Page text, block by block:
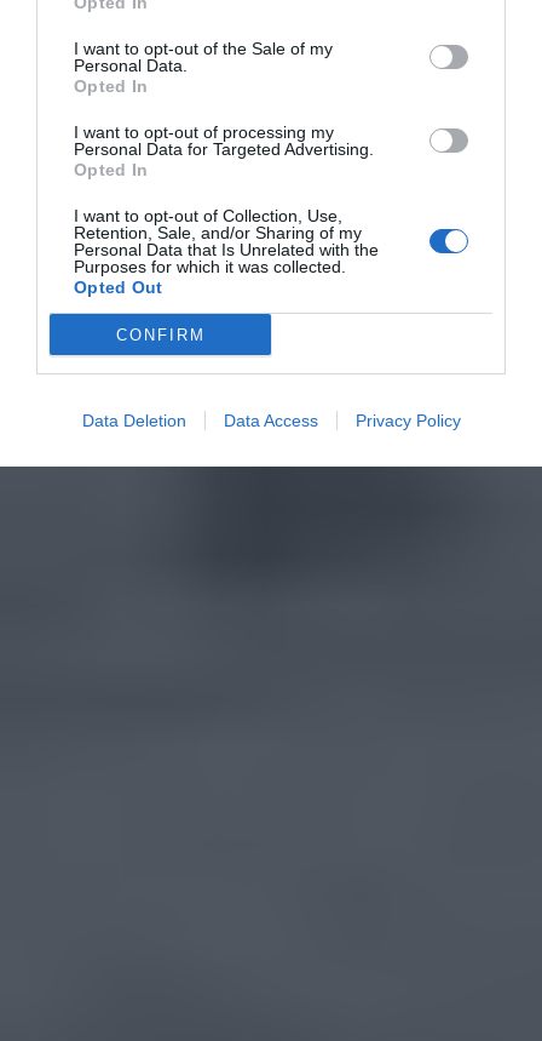
I want to opt-out of the Sale of my
Personal Data.
Opted In
I want to opt-out of processing my
Personal Data for Targeted Advertising.
Opted In
I want to opt-out of Collection, Use,
Retention, Sale, and/or Sharing of my
Personal Data that Is Unrelated with the
Purposes for which it was collected.
Opted Out
CONFIRM
Data Deletion Data Access Privacy Policy